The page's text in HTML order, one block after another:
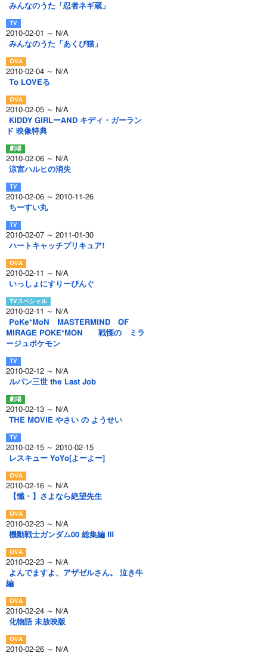
みんなのうた「忍者ネギ蔵」
2010-02-01 ～ N/A
みんなのうた「あくび猫」
2010-02-04 ～ N/A
To LOVEる
2010-02-05 ～ N/A
KIDDY GIRLーAND キディ・ガーラン
ド 映像特典
2010-02-06 ～ N/A
涼宮ハルヒの消失
2010-02-06 ～ 2010-11-26
ちーすい丸
2010-02-07 ～ 2011-01-30
ハートキャッチプリキュア!
2010-02-11 ～ N/A
いっしょにすりーぴんぐ
2010-02-11 ～ N/A
PoKe*MoN MASTERMIND OF
MIRAGE POKE*MON 戦慄の ミラ
ージュポケモン
2010-02-12 ～ N/A
ルパン三世 the Last Job
2010-02-13 ～ N/A
THE MOVIE やさい の ようせい
2010-02-15 ～ 2010-02-15
レスキュー YoYo[よーよー]
2010-02-16 ～ N/A
【懺・】さよなら絶望先生
2010-02-23 ～ N/A
機動戦士ガンダム00 総集編 Ⅲ
2010-02-23 ～ N/A
よんでますよ、アザゼルさん。 泣き牛
編
2010-02-24 ～ N/A
化物語 未放映版
2010-02-26 ～ N/A